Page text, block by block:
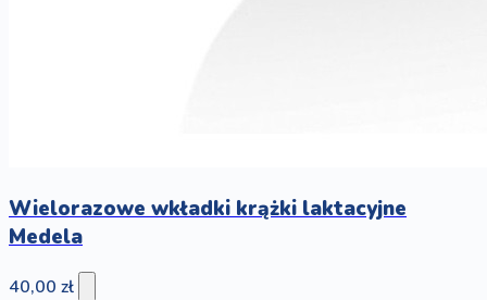
Wielorazowe wkładki krążki laktacyjne
Medela
40,00 zł